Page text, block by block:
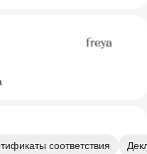
соответствия